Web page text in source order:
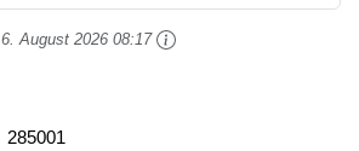
6. August 2026 08:17
285001